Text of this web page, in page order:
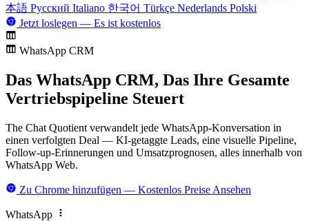
本語 Русский Italiano 한국어 Türkçe Nederlands Polski
Jetzt loslegen — Es ist kostenlos
WhatsApp CRM
Das WhatsApp CRM, Das Ihre Gesamte
Vertriebspipeline Steuert
The Chat Quotient verwandelt jede WhatsApp-Konversation in
einen verfolgten Deal — KI-getaggte Leads, eine visuelle Pipeline,
Follow-up-Erinnerungen und Umsatzprognosen, alles innerhalb von
WhatsApp Web.
Zu Chrome hinzufügen — Kostenlos Preise Ansehen
WhatsApp